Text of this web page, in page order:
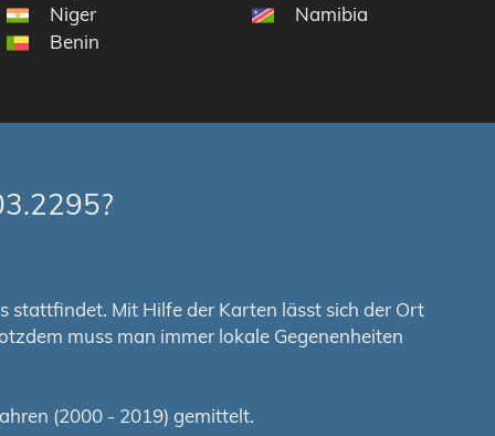
Niger
Benin
Namibia
stattfindet. Mit Hilfe der Karten lässt sich der Ort
muss man immer lokale Gegenenheiten
(2000 - 2019) gemittelt.